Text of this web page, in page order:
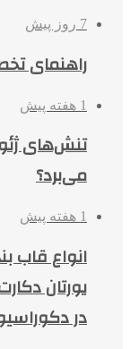
7 روز پیش
راهنمای
1 هفته پیش
تنش‌های
می‌برد؟
1 هفته پیش
انواع قاب
یورتان
در